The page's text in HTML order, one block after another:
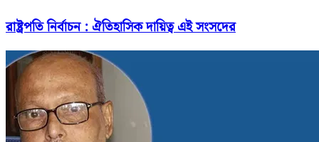
রাষ্ট্রপতি নির্বাচন : ঐতিহাসিক দায়িত্ব এই সংসদের